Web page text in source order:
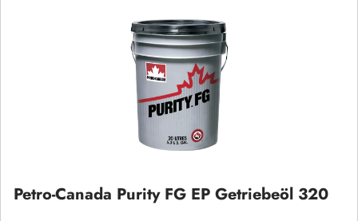
Petro-Canada Purity FG EP Getriebeöl 320